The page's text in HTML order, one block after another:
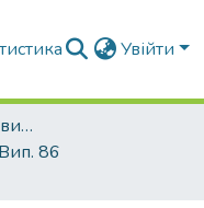
Увійти
Вибрані статті з наукових збірників КНУБА
Вип. 86